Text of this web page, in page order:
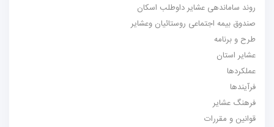
روند ساماندهی عشایر داوطلب اسکان
صندوق بیمه اجتماعی روستائیان وعشایر
طرح و برنامه
عشایر استان
عملکردها
فرآیندها
فرهنگ عشایر
قوانین و مقررات